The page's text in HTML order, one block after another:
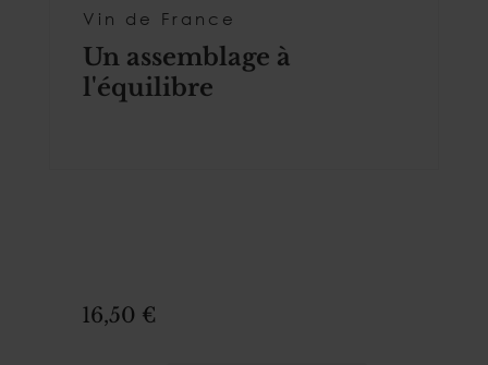
Vin de France
Un assemblage à
l'équilibre
16,50 €